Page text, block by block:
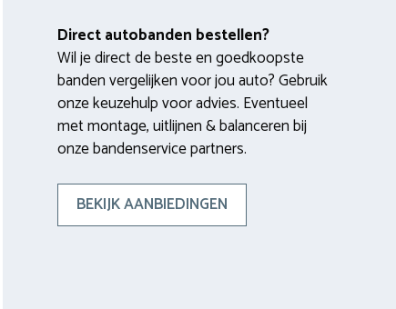
Direct autobanden bestellen?
Wil je direct de beste en goedkoopste
banden vergelijken voor jou auto? Gebruik
onze keuzehulp voor advies. Eventueel
met montage, uitlijnen & balanceren bij
onze bandenservice partners.
BEKIJK AANBIEDINGEN